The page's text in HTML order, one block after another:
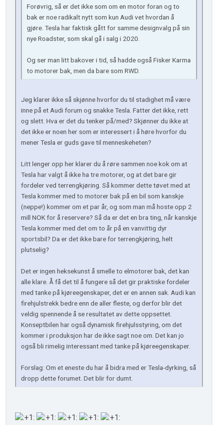
Forøvrig, så er det ikke som om en motor foran og to
bak er noe radikalt nytt som kun Audi vet hvordan å
gjøre. Tesla har faktisk gått for samme designvalg på sin
nye Roadster, som skal gå i salg i 2020.
Og ser man litt bakover i tid, så hadde også Fisker Karma
to motorer bak, men da bare som RWD.
Jeg klarer ikke så skjønne hvorfor du til stadighet må være
inne på et Audi forum og snakke Tesla. Fatter det ikke, rett
og slett. Hva er det du tenker på/med? Skjønner du ikke at
det ikke er noen her som er interessert i å høre hvorfor du
mener Tesla er guds gave til menneskeheten?
Litt lenger opp her klarer du å røre sammen noe kok om at
Tesla har valgt å ikke ha tre motorer, og at det bare gir
fordeler ved terrengkjøring. Så kommer dette tøvet med at
Tesla kommer med to motorer bak på en bil som kanskje
(neppe!) kommer om et par år, og som man må hoste opp 2
mill NOK for å reservere? Så da er det en bra ting, når kanskje
Tesla kommer med det om to år på en vanvittig dyr
sportsbil? Da er det ikke bare for terrengkjøring, helt
plutselig?
Det er ingen heksekunst å smelle to elmotorer bak, det kan
alle klare. Å få det til å fungere så det gir praktiske fordeler
med tanke på kjøreegenskaper, det er en annen sak. Audi kan
firehjulstrekk bedre enn de aller fleste, og derfor blir det
veldig spennende å se resultatet av dette oppsettet.
Konseptbilen har også dynamisk firehjulsstyring, om det
kommer i produksjon har de ikke sagt noe om. Det kan jo
også bli rimelig interessant med tanke på kjøreegenskaper.
Forslag: Om et eneste du har å bidra med er Tesla-dyrking, så
dropp dette forumet. Det blir for dumt.